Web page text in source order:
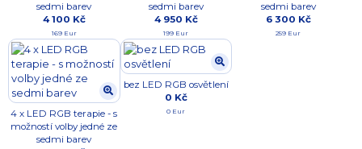
sedmi barev
4 100 Kč
169 Eur
sedmi barev
4 950 Kč
199 Eur
sedmi barev
6 300 Kč
259 Eur
4 x LED RGB terapie - s
možností volby jedné ze
sedmi barev
bez LED RGB osvětlení
0 Kč
0 Eur